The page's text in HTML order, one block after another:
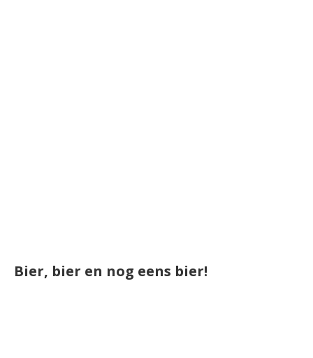
Bier, bier en nog eens bier!